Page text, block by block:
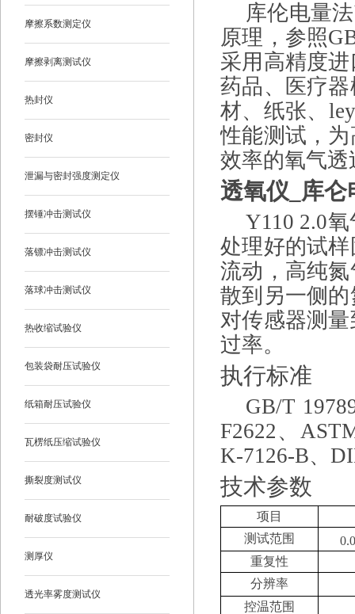
摩擦系数测定仪
摩擦剥离测试仪
热封仪
密封仪
泄漏与密封强度测定仪
摆锤冲击测试仪
落镖冲击测试仪
落球冲击测试仪
热收缩试验仪
包装袋耐压试验仪
纸箱耐压试验仪
瓦楞纸压缩试验仪
撕裂度测试仪
耐破度试验仪
测厚仪
透光率雾度测试仪
库伦电量
原理，参照
采用高精度
药品、医疗
材、纸张、
性能测试，
效率的氧气
透氧仪_ 库仑
Y110 2.0氧
处理好的试
流动，高纯
散到另一侧
对传感器测
过率。
执行标准
GB/T
F2622 、
K-7126-B、
技术参数
项目
测试范围
重复性
分辨率
控温范围